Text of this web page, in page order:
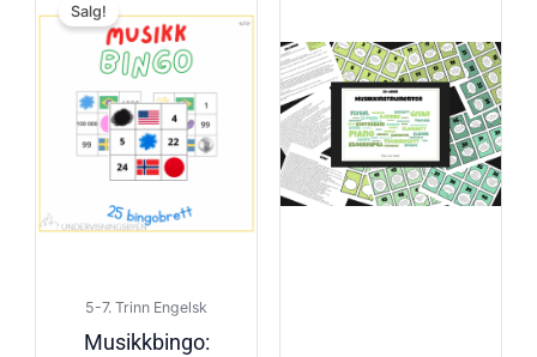
Salg!
5-7. Trinn Engelsk
Musikkbingo:
pris
var:
kr50.00.
pris
er:
kr25.00.